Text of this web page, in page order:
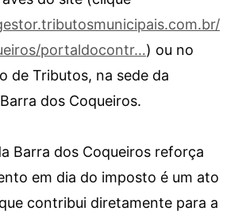
portaldocontr…) ou no
de Tributos, na sede da
dos Coqueiros.
Barra dos Coqueiros reforça
em dia do imposto é um ato
contribui diretamente para a